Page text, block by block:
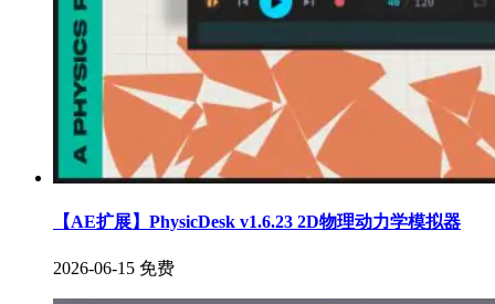
【AE扩展】PhysicDesk v1.6.23 2D物理动力学模拟器
2026-06-15 免费